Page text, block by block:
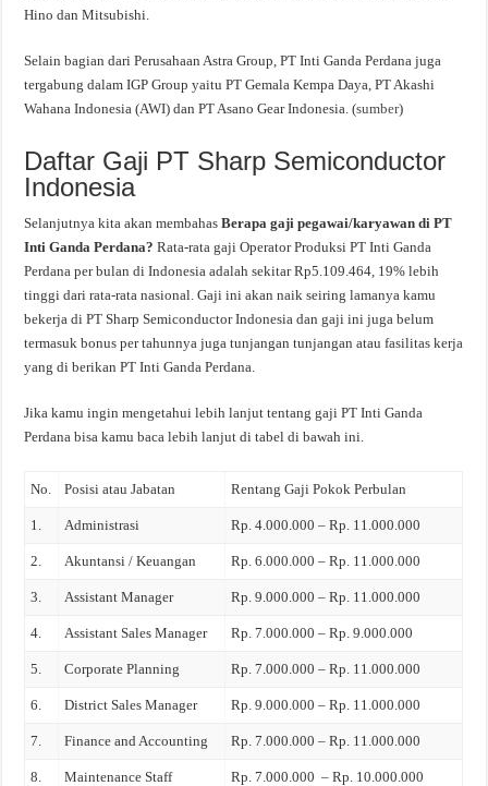
Hino dan Mitsubishi.
Selain bagian dari Perusahaan Astra Group, PT Inti Ganda Perdana juga
tergabung dalam IGP Group yaitu PT Gemala Kempa Daya, PT Akashi
Wahana Indonesia (AWI) dan PT Asano Gear Indonesia. (sumber)
Daftar Gaji PT Sharp Semiconductor
Indonesia
Selanjutnya kita akan membahasBerapa gaji pegawai/karyawan di PT
Inti Ganda Perdana? Rata-rata gaji Operator Produksi PT Inti Ganda
Perdana per bulan di Indonesia adalah sekitar Rp5.109.464, 19% lebih
tinggi dari rata-rata nasional. Gaji ini akan naik seiring lamanya kamu
bekerja di PT Sharp Semiconductor Indonesia dan gaji ini juga belum
termasuk bonus per tahunnya juga tunjangan tunjangan atau fasilitas kerja
yang di berikan PT Inti Ganda Perdana.
Jika kamu ingin mengetahui lebih lanjut tentang gaji PT Inti Ganda
Perdana bisa kamu baca lebih lanjut di tabel di bawah ini.
No. Posisi atau Jabatan Rentang Gaji Pokok Perbulan
1. Administrasi Rp. 4.000.000 – Rp. 11.000.000
2. Akuntansi / Keuangan Rp. 6.000.000 – Rp. 11.000.000
3. Assistant Manager Rp. 9.000.000 – Rp. 11.000.000
4. Assistant Sales Manager Rp. 7.000.000 – Rp. 9.000.000
5. Corporate Planning Rp. 7.000.000 – Rp. 11.000.000
6. District Sales Manager Rp. 9.000.000 – Rp. 11.000.000
7. Finance and Accounting Rp. 7.000.000 – Rp. 11.000.000
8. Maintenance Staff Rp. 7.000.000 – Rp. 10.000.000